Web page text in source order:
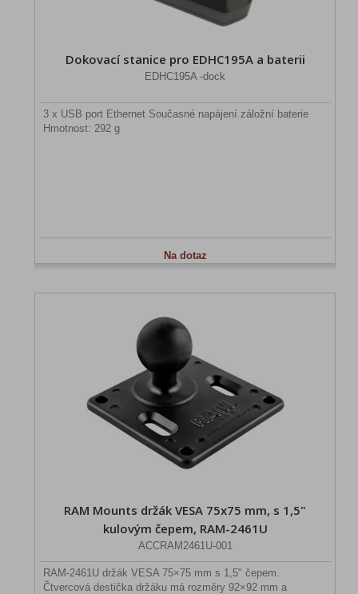
Dokovací stanice pro EDHC195A a baterii
EDHC195A -dock
3 x USB port Ethernet Současné napájení záložní baterie
Hmotnost: 292 g
Na dotaz
RAM Mounts držák VESA 75x75 mm, s 1,5"
kulovým čepem, RAM-2461U
ACCRAM2461U-001
RAM-2461U držák VESA 75×75 mm s 1,5" čepem.
Čtvercová destička držáku má rozměry 92×92 mm a